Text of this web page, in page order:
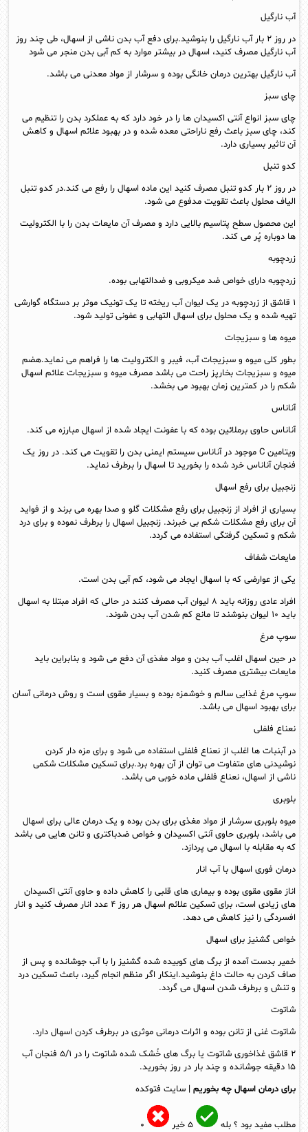
آب نارگیل
در روز ۲ بار آب نارگیل را بنوشید.برای دفع آب بدن ناشی از اسهال، طی چند روز
آب نارگیل مصرف کنید، اسهال در بیشتر موارد به کم آبی بدن منجر می شود
آب نارگیل بهترین درمان خانگی بوده و سرشار از مواد معدنی می باشد.
چای سبز
چای سبز انواع آنتی اکسیدان ها را در خود دارد که به عملکرد بدن را تنظیم می
کند، چای سبز باعث رفع ناراحتی معده شده و در بهبود علائم اسهال و کاهش
آن تاثیر بسیاری دارد.
کدو تنبل
در روز ۲ بار کدو تنبل مصرف کنید این ماده اسهال را رفع می کند.در کدو تنبل
الیاف محلول باعث تقویت مدفوع می شود.
این محصول سطح پتاسیم بالایی دارد و مصرف آن مایعات بدن را با الکترولیت
ها دوباره پُر می کند.
زردچوبه
زردچوبه دارای خواص ضد میکروبی و ضدالتهابی بوده.
۱ قاشق از زردچوبه در یک لیوان آب ریخته تا یک تونیک موثر بر دستگاه گوارشی
تهیه شده و یک محلول برای اسهال التهابی و عفونی تولید شود.
میوه ها و سبزیجات
بطور کلی میوه و سبزیجات آب، فیبر و الکترولیت ها را فراهم می نماید.هضم
میوه و سبزیجات بخارپز راحت می باشد مصرف میوه و سبزیجات علائم اسهال
شکم را در کمترین زمان بهبود می بخشد.
آناناس
آناناس حاوی برملائین بوده که با عفونت ایجاد شده از اسهال مبارزه می کند.
ویتامین C موجود در آناناس سیستم ایمنی بدن را تقویت می کند. در روز یک
فنجان آناناس خرد شده را بخورید تا اسهال را برطرف نماید.
زنجبیل برای رفع اسهال
بسیاری از افراد از زنجبیل برای رفع مشکلات گلو و صدا بهره می برند و از فواید
آن برای رفع مشکلات شکم بی خبرند. زنجبیل اسهال را برطرف نموده و برای درد
شکم و تسکین گرفتگی استفاده می گردد.
مایعات شفاف
یکی از عوارضی که با اسهال ایجاد می شود، کم آبی بدن است.
افراد عادی روزانه باید ۸ لیوان آب مصرف کنند در حالی که افراد مبتلا به اسهال
باید ۱۰ لیوان بنوشند تا مانع کم شدن آب بدن شوند.
سوپ مرغ
در حین اسهال اغلب آب بدن و مواد مغذی آن دفع می شود و بنابراین باید
مایعات بیشتری مصرف کنید.
سوپ مرغ غذایی سالم و خوشمزه بوده و بسیار مقوی است و روش درمانی آسان
برای بهبود اسهال می باشد.
نعناع فلفلی
در آبنبات ها اغلب از نعناع فلفلی استفاده می شود و برای مزه دار کردن
نوشیدنی های متفاوت می توان از آن بهره برد.برای تسکین مشکلات شکمی
ناشی از اسهال، نعناع فلفلی ماده خوبی می باشد.
بلوبری
میوه بلوبری سرشار از مواد مغذی برای بدن بوده و یک درمان عالی برای اسهال
می باشد، بلوبری حاوی آنتی اکسیدان و خواص ضدباکتری و تانن هایی می باشد
که به مقابله با اسهال می پردازد.
درمان فوری اسهال با آب انار
اناز مقوی مقوی بوده و بیماری های قلبی را کاهش داده و حاوی آنتی اکسیدان
های زیادی است، برای تسکین علائم اسهال هر روز ۴ عدد انار مصرف کنید و انار
افسردگی را نیز کاهش می دهد.
خواص گشنیز برای اسهال
خمیر بدست آمده از برگ های کوبیده شده گشنیز را با آب جوشانده و پس از
صاف کردن به حالت داغ بنوشید.اینکار اگر منظم انجام گیرد، باعث تسکین درد
و تنش و برطرف شدن اسهال می گردد.
شاتوت
شاتوت غنی از تانن بوده و اثرات درمانی موثری در برطرف کردن اسهال دارد.
۲ قاشق غذاخوری شاتوت یا برگ های خُشک شده شاتوت را در ۵/۱ فنجان آب
۱۵ دقیقه جوشانده و چند بار در روز بخورید.
برای درمان اسهال چه بخوریم| سایت فتوکده
مطلب مفید بود ؟ بله ۵ خیر ۰